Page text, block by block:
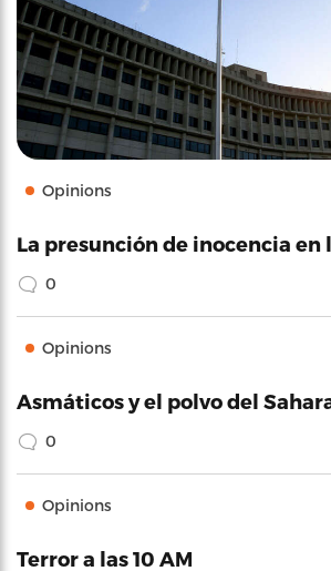
Opinions
La presunción de inocencia
0
Opinions
Asmáticos y el polvo del
0
Opinions
Terror a las 10 AM